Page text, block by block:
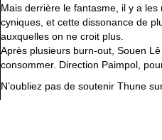
Mais derrière le fantasme, il y a
cyniques, et cette dissonance de
auxquelles on ne croit plus.
Après plusieurs burn-out, Souen
consommer. Direction Paimpol,
N’oubliez pas de soutenir Thune